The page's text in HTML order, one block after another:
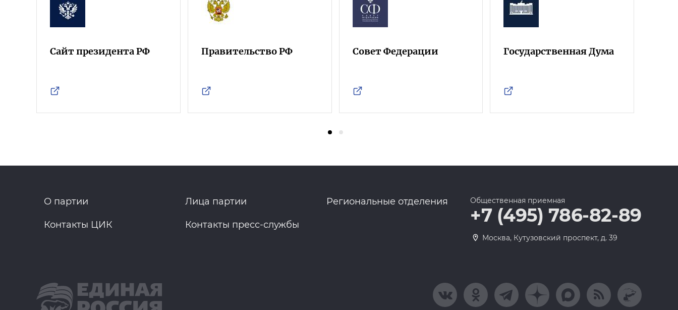
Сайт президента РФ Правительство РФ Совет Федерации Государственная Дума
О партии Лица партии Региональные отделения
Контакты ЦИК Контакты пресс-службы
Общественная приемная
+7 (495) 786-82-89
Москва, Кутузовский проспект, д. 39